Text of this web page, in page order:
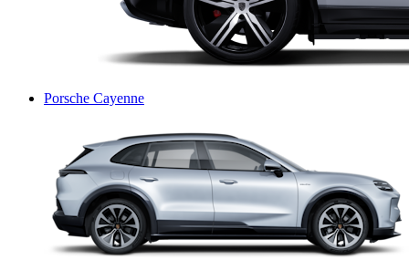
Porsche Cayenne